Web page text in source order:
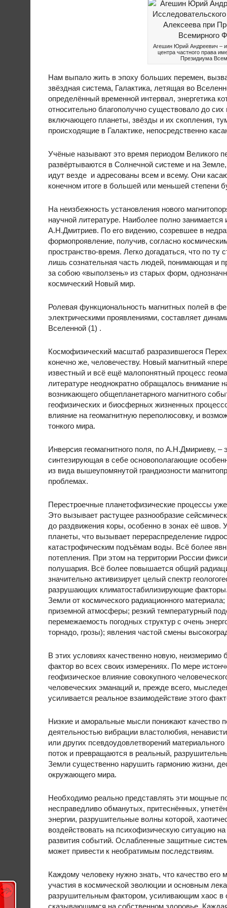
Агешин Юрий Андреевич –
центра частного права
Президиума
Нам выпало жить в эпоху больших перемен,
звёздная система, Галактика, летящая во
определённый временной интервал, энергетика
относительно благополучно существовало до
включающего планеты, звёзды и их скопления,
происходящие в Галактике, непосредственно
Учёные называют это время периодом Великого
развёртываются в Солнечной системе и на
идут везде и адресованы всем и всему. Они
конечном итоге в большей или меньшей степени
На неизбежность установления нового
научной литературе. Наиболее полно
А.Н.Дмитриев. По его видению, созревшее в
формопроявление, получив, согласно
пространство-время. Легко догадаться, что по
лишь сознательная часть людей, понимающая и
за собою «выползень» из старых форм,
космический Новый мир.
Ролевая функциональность магнитных полей в
электрическими проявлениями, составляет
Вселенной (1) .
Космофизический масштаб разразившегося
конечно же, человечеству. Новый магнитный
известный и всё ещё малопонятный процесс
литературе неоднократно обращалось внимание
возникающего общепланетарного магнитного
геофизических и биосферных жизненных
влияние на геомагнитную переполюсовку, и
тонкого мира.
Инверсия геомагнитного поля, по А.Н.Дмириеву,
синтезирующая в себе основополагающие
из вида вышеупомянутой грандиозности
проблемах.
Перестроечные планетофизические процессы
Это вызывает растущее разнообразие
до раздвижения коры, особенно в зонах её
планеты, что вызывает перераспределение
катастрофическим подъёмам воды. Всё более
потепления. При этом на территории России
полушария. Всё более повышается общий
значительно активизирует целый спектр
разрушающих климатостабилизирующие
Земли от космического радиационного
приземной атмосферы; резкий температурный
перемежаемость погодных структур с очень
торнадо, грозы); явления частой смены
В этих условиях качественно новую, неизмеримо
фактор во всех своих измерениях. По мере
геофизическое влияние совокупного
человеческих эманаций и, прежде всего,
усиливается реальное взаимодействие этого
Низкие и аморальные мысли понижают качество
деятельностью вибрации властолюбия,
или других псевдоудовлетворений
поток и превращаются в реальный,
Земли существенно нарушить гармонию жизни,
окружающего мира.
Необходимо реально представлять эти мощные
несправедливо обманутых, притеснённых,
энергии, разрушительные волны которой,
воздействовать на психофизическую ситуацию
развития событий. Ослабленные защитные
может привести к необратимым последствиям.
Каждому человеку нужно знать, что качество
участия в космической эволюции и основным
разрушительным фактором, усиливающим хаос
сказывающимся на собственном здоровье.